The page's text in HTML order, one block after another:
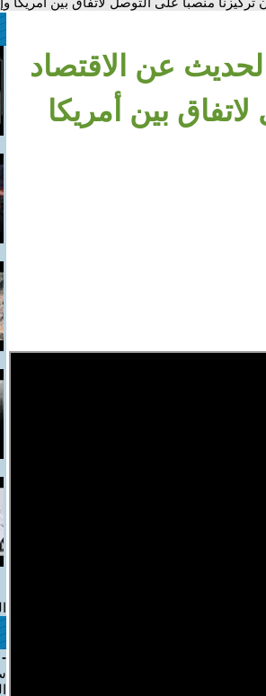
عن الاقتصاد
بين أمريكا
-